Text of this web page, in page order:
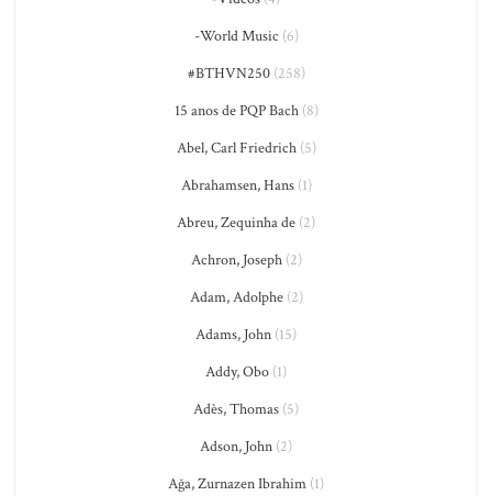
-World Music (6)
#BTHVN250(258)
15 anos de PQP Bach(8)
Abel, Carl Friedrich(5)
Abrahamsen, Hans(1)
Abreu, Zequinha de (2)
Achron, Joseph(2)
Adam, Adolphe(2)
Adams, John (15)
Addy, Obo (1)
Adès, Thomas (5)
Adson, John (2)
Ağa, Zurnazen Ibrahim (1)